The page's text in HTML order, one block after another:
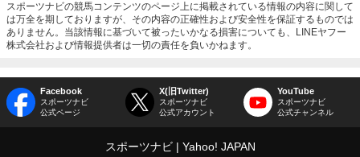
スポーツナビの競馬コンテンツのページ上に掲載されている情報の内容に関して
は万全を期しておりますが、その内容の正確性および安全性を保証するものでは
ありません。当該情報に基づいて被ったいかなる損害についても、LINEヤフー
株式会社および情報提供者は一切の責任を負いかねます。
Facebook
スポーツナビ
公式ページ
X(旧Twitter)
スポーツナビ
公式アカウント
YouTube
スポーツナビ
公式チャンネル
スポーツナビ Yahoo! JAPAN